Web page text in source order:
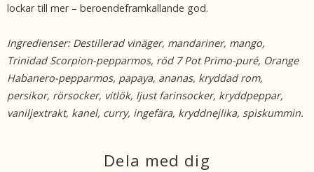
lockar till mer – beroendeframkallande god.
Ingredienser: Destillerad vinäger, mandariner, mango,
Trinidad Scorpion-pepparmos, röd 7 Pot Primo-puré, Orange
Habanero-pepparmos, papaya, ananas, kryddad rom,
persikor, rörsocker, vitlök, ljust farinsocker, kryddpeppar,
vaniljextrakt, kanel, curry, ingefära, kryddnejlika, spiskummin.
Dela med dig